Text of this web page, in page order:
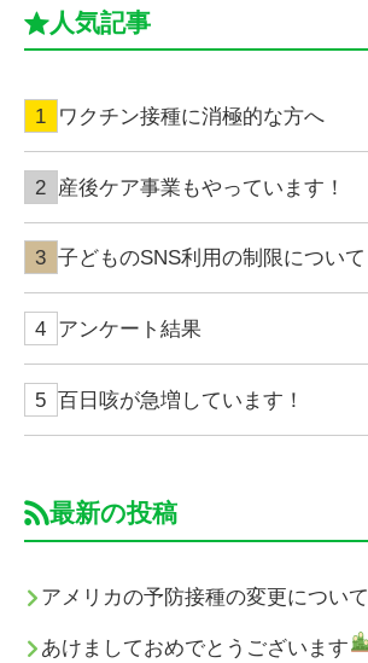
人気記事
ワクチン接種に消極的な方へ
産後ケア事業もやっています！
子どものSNS利用の制限について
アンケート結果
百日咳が急増しています！
最新の投稿
アメリカの予防接種の変更について
あけましておめでとうございます